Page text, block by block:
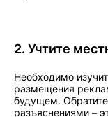
2. Учтите
Необходимо
размещения
будущем.
разъяснениями –